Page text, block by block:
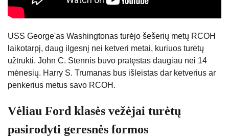
USS George'as Washingtonas turėjo šešerių metų RCOH
laikotarpį, daug ilgesnį nei ketveri metai, kuriuos turėtų
užtrukti. John C. Stennis buvo pratęstas daugiau nei 14
mėnesių. Harry S. Trumanas bus išleistas dar ketverius ar
penkerius metus savo RCOH.
Vėliau Ford klasės vežėjai turėtų
pasirodyti geresnės formos